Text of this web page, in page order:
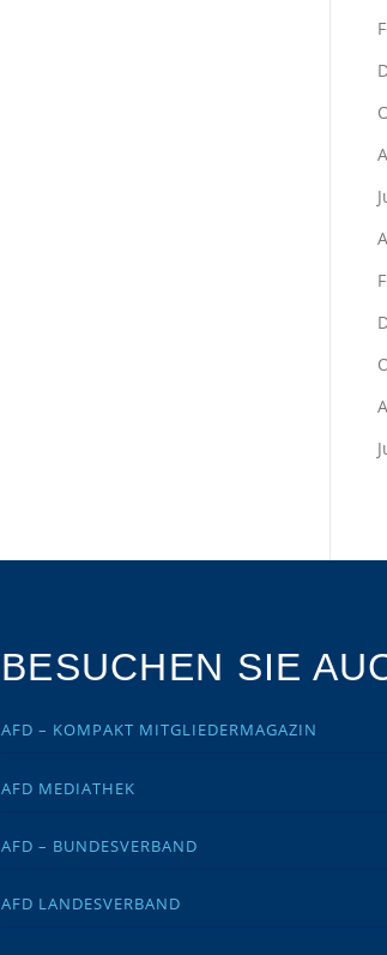
BESUCHEN SIE
AFD – KOMPAKT MITGLIEDERMAGAZIN
AFD MEDIATHEK
AFD – BUNDESVERBAND
AFD LANDESVERBAND